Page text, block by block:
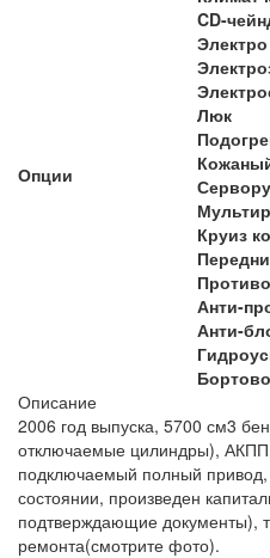
Опции
CD-
Люк
Круиз
Анти-
Анти-
Описание
2006 год выпуска, 5700 см3
отключаемые цилиндры),
подключаемый полный
состоянии, произведен
подтверждающие документы),
ремонта(смотрите фото).